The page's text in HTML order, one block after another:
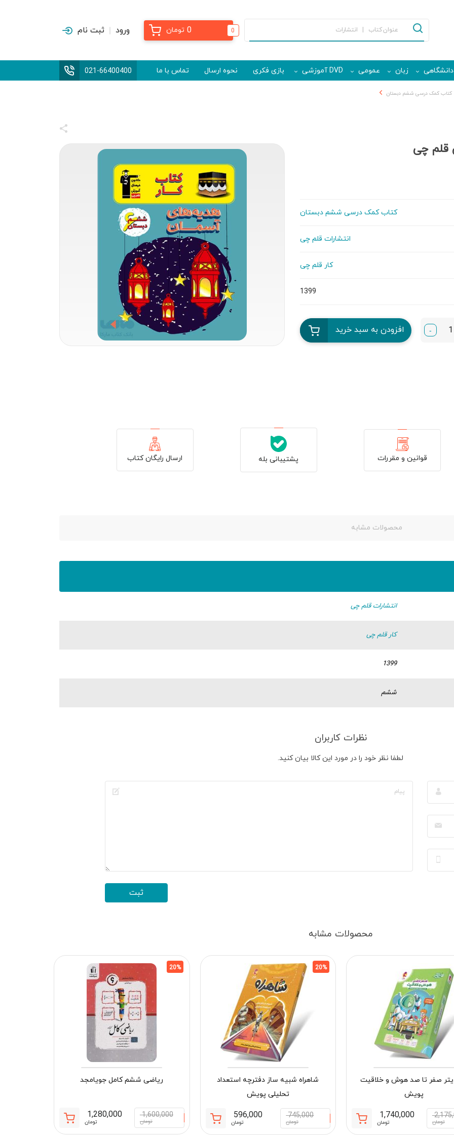
0
0 تومان ورود ثبت نام
دانشگاهی زبان عمومی DVD آموزشی بازی فکری نحوه ارسال تماس با ما 021-66400400
کتاب کمک درسی ششم دبستان
قلم چی
کتاب کمک درسی ششم دبستان
انتشارات قلم چی
کار قلم چی
1399
- افزودن به سبد خرید
قوانین و مقررات پشتیبانی بله ارسال رایگان کتاب
محصولات مشابه
انتشارات قلم چی
کار قلم چی
1399
ششم
نظرات کاربران
لطفا نظر خود را در مورد این کالا بیان کنید.
محصولات مشابه
صفر تا صد هوش و خلاقیت
پویش
تومان
1,740,000
تومان
20%
شاهراه شبیه ساز دفترچه استعداد
تحلیلی پویش
745,000
تومان
قیمت
596,000
تومان
قیمت
20%
ریاضی ششم کامل جویامجد
1,600,000
تومان
1,280,000
تومان